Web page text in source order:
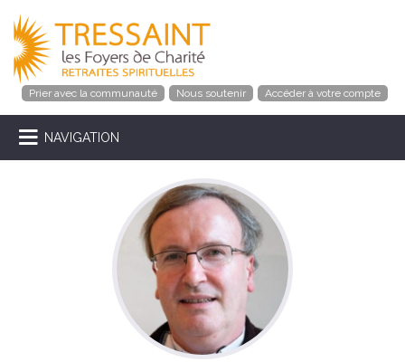
Prier avec la communauté Nous soutenir Accéder à votre compte
NAVIGATION